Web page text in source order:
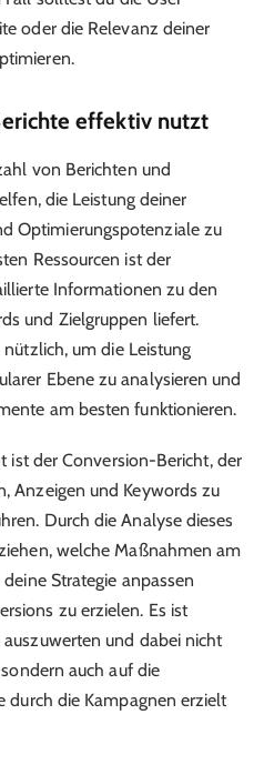
oder die Relevanz deiner
effektiv nutzt
von Berichten und
die Leistung deiner
Optimierungspotenziale zu
Ressourcen ist der
Informationen zu den
und Zielgruppen liefert.
um die Leistung
Ebene zu analysieren und
am besten funktionieren.
ist der Conversion-Bericht, der
Anzeigen und Keywords zu
Durch die Analyse dieses
welche Maßnahmen am
Strategie anpassen
zu erzielen. Es ist
und dabei nicht
auch auf die
durch die Kampagnen erzielt